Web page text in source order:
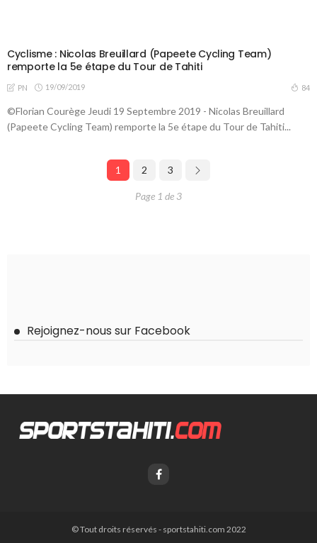
Cyclisme : Nicolas Breuillard (Papeete Cycling Team)
remporte la 5e étape du Tour de Tahiti
PN 19/09/2019 84
©Florian Courège Jeudi 19 Septembre 2019 - Nicolas Breuillard
(Papeete Cycling Team) remporte la 5e étape du Tour de Tahiti...
1 2 3
Page 1 de 3
Rejoignez-nous sur Facebook
© Tout droits réservés - sportstahiti.com 2022